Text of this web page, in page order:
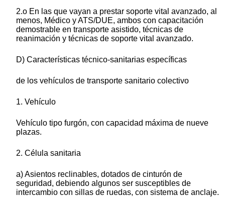
2.o En las que vayan a prestar soporte vital avanzado, al
menos, Médico y ATS/DUE, ambos con capacitación
demostrable en transporte asistido, técnicas de
reanimación y técnicas de soporte vital avanzado.
D) Características técnico-sanitarias específicas
de los vehículos de transporte sanitario colectivo
1. Vehículo
Vehículo tipo furgón, con capacidad máxima de nueve
plazas.
2. Célula sanitaria
a) Asientos reclinables, dotados de cinturón de
seguridad, debiendo algunos ser susceptibles de
intercambio con sillas de ruedas, con sistema de anclaje.